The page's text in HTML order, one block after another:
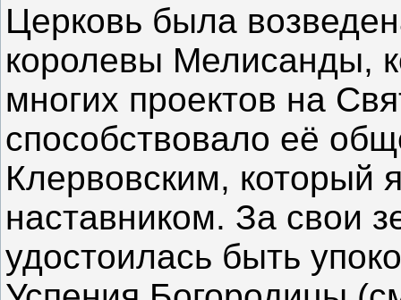
Церковь была
королевы Мелисанды,
многих проектов на
способствовало её
Клервовским, который
наставником. За свои
удостоилась быть